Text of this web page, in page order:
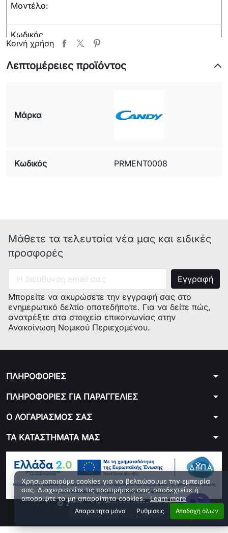
Μοντέλο:
Κωδικός
κατασκευαστή:
Κοινή χρήση
Λεπτομέρειες προϊόντος
Μάρκα
Κωδικός PRMENT0008
Μάθετε τα τελευταία νέα μας και ειδικές
προσφορές
Μπορείτε να ακυρώσετε την εγγραφή σας στο
ενημερωτικό δελτίο οποτεδήποτε. Για να δείτε πώς,
ανατρέξτε στα στοιχεία επικοινωνίας στην
Ανακοίνωση Νομικού Περιεχομένου.
ΠΛΗΡΟΦΟΡΙΕΣ arrow_drop_down
ΠΛΗΡΟΦΟΡΙΕΣ ΓΙΑ ΠΑΡΑΓΓΕΛΙΕΣ arrow_drop_down
Ο ΛΟΓΑΡΙΑΣΜΟΣ ΣΑΣ arrow_drop_down
ΤΑ ΚΑΤΑΣΤΗΜΑΤΑ ΜΑΣ arrow_drop_down
Χρησιμοποιούμε cookies για να βελτιώσουμε την εμπειρία
σας. Διαχειριστείτε τις προτιμήσεις σας, αποδεχτείτε ή
απορρίψτε τα μη απαραίτητα cookies. Learn more
Aπαραίτητα μόνο Ρυθμίσεις Αποδοχή όλων
© 2026 - ploutarxoselectronics.gr
Developed by 01generator